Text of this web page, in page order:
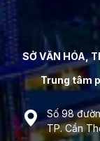
SỞ VĂN HÓA,
Trung tâm
Số 98
TP. Cần